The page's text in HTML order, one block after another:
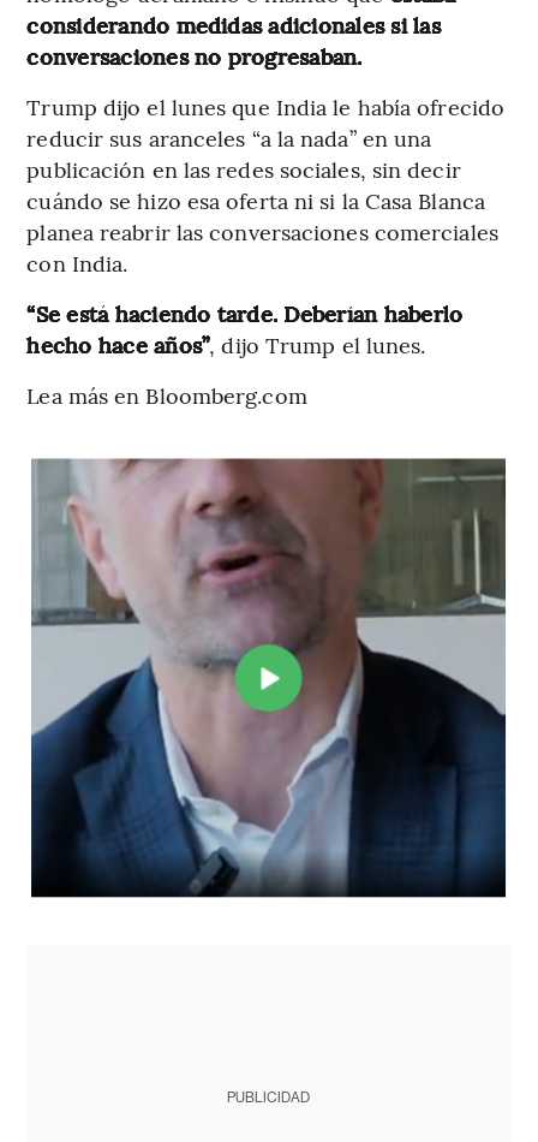
considerando medidas adicionales si las
conversaciones no progresaban.
Trump dijo el lunes que India le había ofrecido
reducir sus aranceles “a la nada” en una
publicación en las redes sociales, sin decir
cuándo se hizo esa oferta ni si la Casa Blanca
planea reabrir las conversaciones comerciales
con India.
“Se está haciendo tarde. Deberían haberlo
hecho hace años”, dijo Trump el lunes.
Lea más en Bloomberg.com
PUBLICIDAD